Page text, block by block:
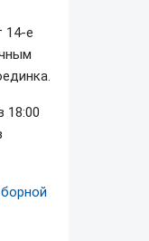
14-е
18:00